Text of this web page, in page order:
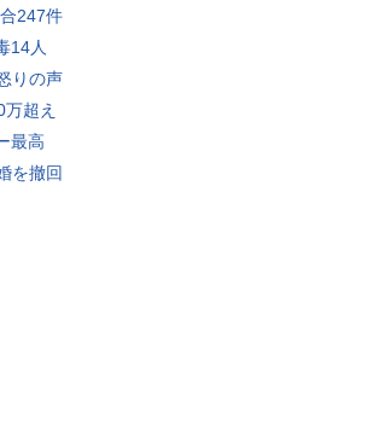
247件
14人
りの声
超え
最高
を撤回